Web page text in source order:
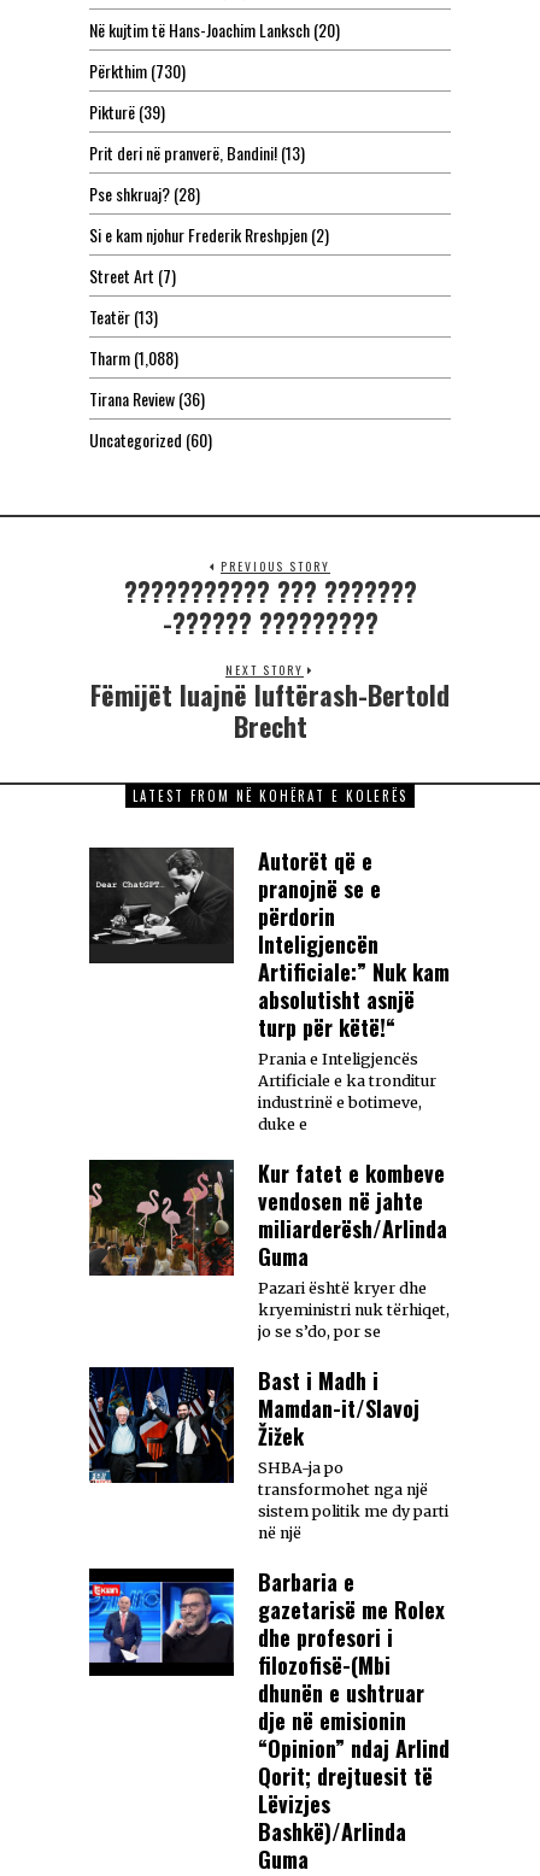
Në kujtim të Hans-Joachim Lanksch(20)
Përkthim(730)
Pikturë(39)
Prit deri në pranverë, Bandini!(13)
Pse shkruaj?(28)
Si e kam njohur Frederik Rreshpjen(2)
Street Art (7)
Teatër(13)
Tharm(1,088)
Tirana Review(36)
Uncategorized (60)
PREVIOUS STORY
??????????? ??? ???????
-?????? ?????????
NEXT STORY
Fëmijët luajnë luftërash-Bertold
Brecht
LATEST FROM NË KOHËRAT E KOLERËS
Autorët që e
pranojnë se e
përdorin
Inteligjencën
Artificiale:” Nuk kam
absolutisht asnjë
turp për këtë!“
Prania e Inteligjencës
Artificiale e ka tronditur
industrinë e botimeve,
duke e
Kur fatet e kombeve
vendosen në jahte
miliarderësh/Arlinda
Guma
Pazari është kryer dhe
kryeministri nuk tërhiqet,
jo se s’do, por se
Bast i Madh i
Mamdan-it/Slavoj
Žižek
SHBA-ja po
transformohet nga një
sistem politik me dy parti
në një
Barbaria e
gazetarisë me Rolex
dhe profesori i
filozofisë-(Mbi
dhunën e ushtruar
dje në emisionin
“Opinion” ndaj Arlind
Qorit; drejtuesit të
Lëvizjes
Bashkë)/Arlinda
Guma